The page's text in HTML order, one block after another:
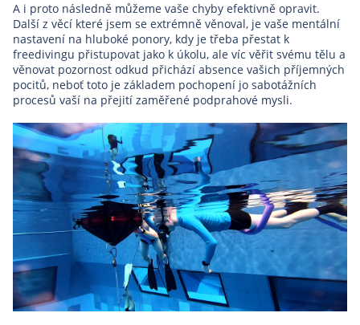
A i proto následně můžeme vaše chyby efektivně opravit.
Další z věcí které jsem se extrémně věnoval, je vaše mentální
nastavení na hluboké ponory, kdy je třeba přestat k
freedivingu přistupovat jako k úkolu, ale víc věřit svému tělu a
věnovat pozornost odkud přichází absence vašich příjemných
pocitů, neboť toto je základem pochopení jo sabotážních
procesů vaší na přejití zaměřené podprahové mysli.